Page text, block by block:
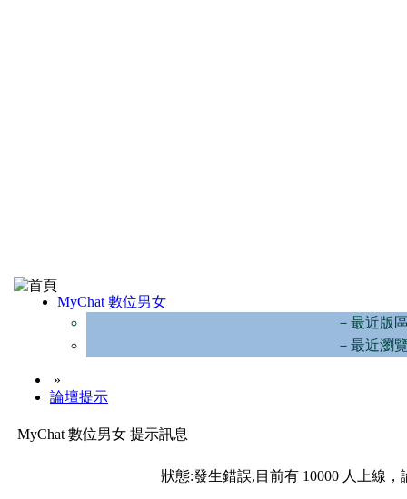
MyChat 數位男女
－最近版
－最近瀏
»
論壇提示
MyChat 數位男女 提示訊息
狀態:發生錯誤,目前有 10000 人上線